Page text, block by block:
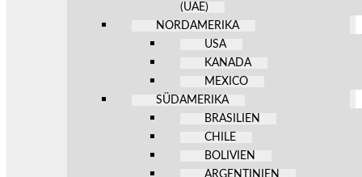
(UAE)
NORDAMERIKA
USA
KANADA
MEXICO
SÜDAMERIKA
BRASILIEN
CHILE
BOLIVIEN
ARGENTINIEN